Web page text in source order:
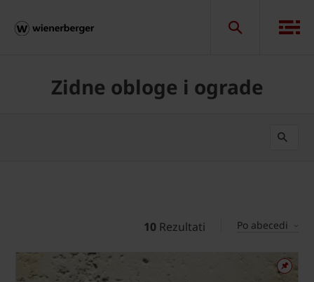
Zidne obloge i ograde
10 Rezultati Po abecedi